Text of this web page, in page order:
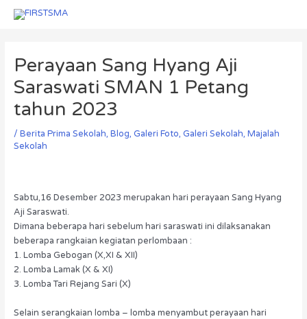
Perayaan Sang Hyang Aji
Saraswati SMAN 1 Petang
tahun 2023
/ Berita Prima Sekolah, Blog, Galeri Foto, Galeri Sekolah, Majalah
Sekolah
Sabtu,16 Desember 2023 merupakan hari perayaan Sang Hyang
Aji Saraswati.
Dimana beberapa hari sebelum hari saraswati ini dilaksanakan
beberapa rangkaian kegiatan perlombaan :
1. Lomba Gebogan (X,XI & XII)
2. ⁠Lomba Lamak (X & XI)
3. ⁠Lomba Tari Rejang Sari (X)
Selain serangkaian lomba – lomba menyambut perayaan hari